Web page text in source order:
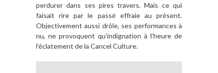
perdurer dans ses pires travers. Mais ce qui
faisait rire par le passé effraie au présent.
Objectivement aussi drôle, ses performances à
nu, ne provoquent qu’indignation à l’heure de
l’éclatement de la Cancel Culture.